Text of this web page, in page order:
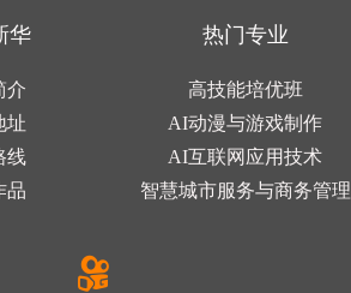
华
介
址
线
品
热门专业
高技能培优班
AI动漫与游戏制作
AI互联网应用技术
智慧城市服务与商务管理